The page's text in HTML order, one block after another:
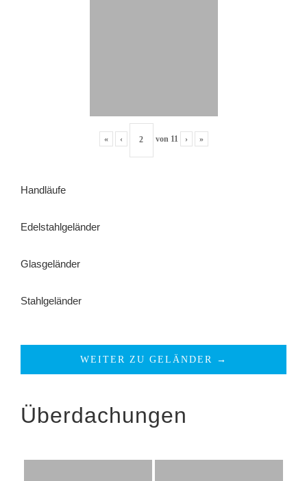
« ‹ von 11 › »
Handläufe
Edelstahlgeländer
Glasgeländer
Stahlgeländer
WEITER ZU GELÄNDER →
Überdachungen